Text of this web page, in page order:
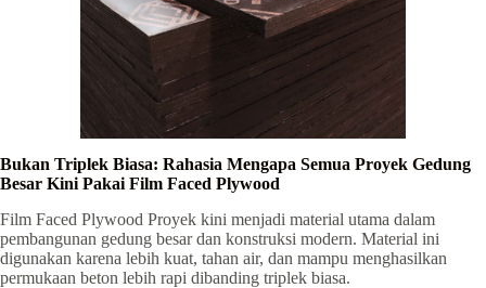
Bukan Triplek Biasa: Rahasia Mengapa Semua Proyek Gedung
Besar Kini Pakai Film Faced Plywood
Film Faced Plywood Proyek kini menjadi material utama dalam
pembangunan gedung besar dan konstruksi modern. Material ini
digunakan karena lebih kuat, tahan air, dan mampu menghasilkan
permukaan beton lebih rapi dibanding triplek biasa.